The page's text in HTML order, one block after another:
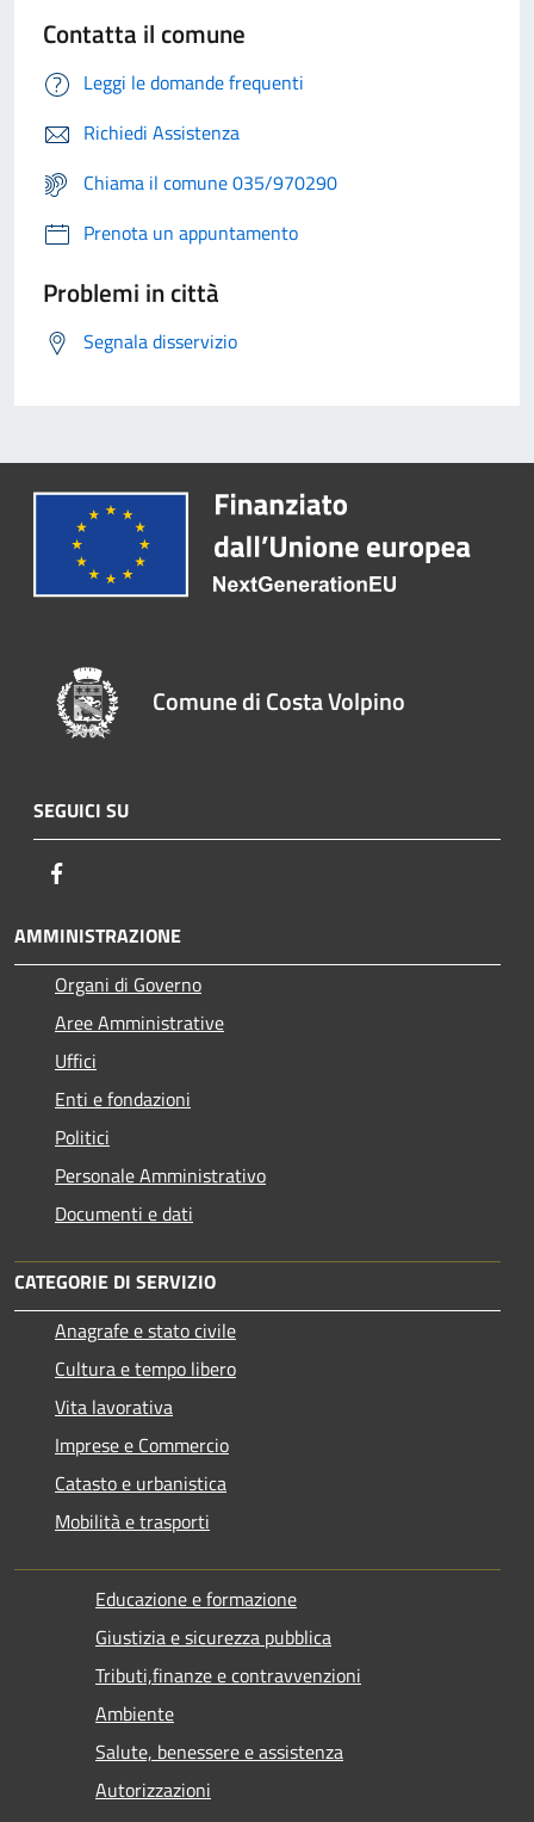
Contatta il comune
Leggi le domande frequenti
Richiedi Assistenza
Chiama il comune 035/970290
Prenota un appuntamento
Problemi in città
Segnala disservizio
Comune di Costa Volpino
SEGUICI SU
AMMINISTRAZIONE
Organi di Governo
Aree Amministrative
Uffici
Enti e fondazioni
Politici
Personale Amministrativo
Documenti e dati
CATEGORIE DI SERVIZIO
Anagrafe e stato civile
Cultura e tempo libero
Vita lavorativa
Imprese e Commercio
Catasto e urbanistica
Mobilità e trasporti
Educazione e formazione
Giustizia e sicurezza pubblica
Tributi,finanze e contravvenzioni
Ambiente
Salute, benessere e assistenza
Autorizzazioni